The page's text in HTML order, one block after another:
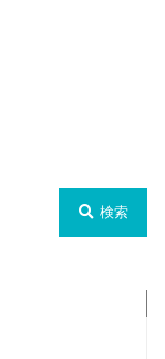
検索